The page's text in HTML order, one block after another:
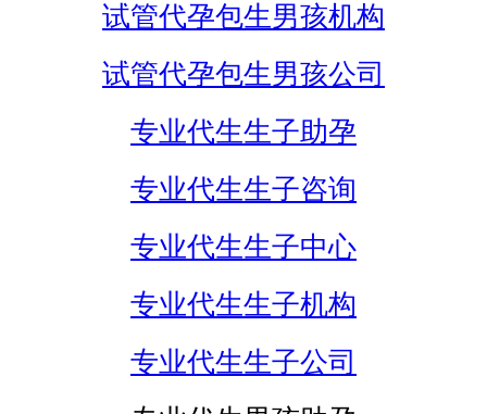
试管代孕包生男孩机构
试管代孕包生男孩公司
专业代生生子助孕
专业代生生子咨询
专业代生生子中心
专业代生生子机构
专业代生生子公司